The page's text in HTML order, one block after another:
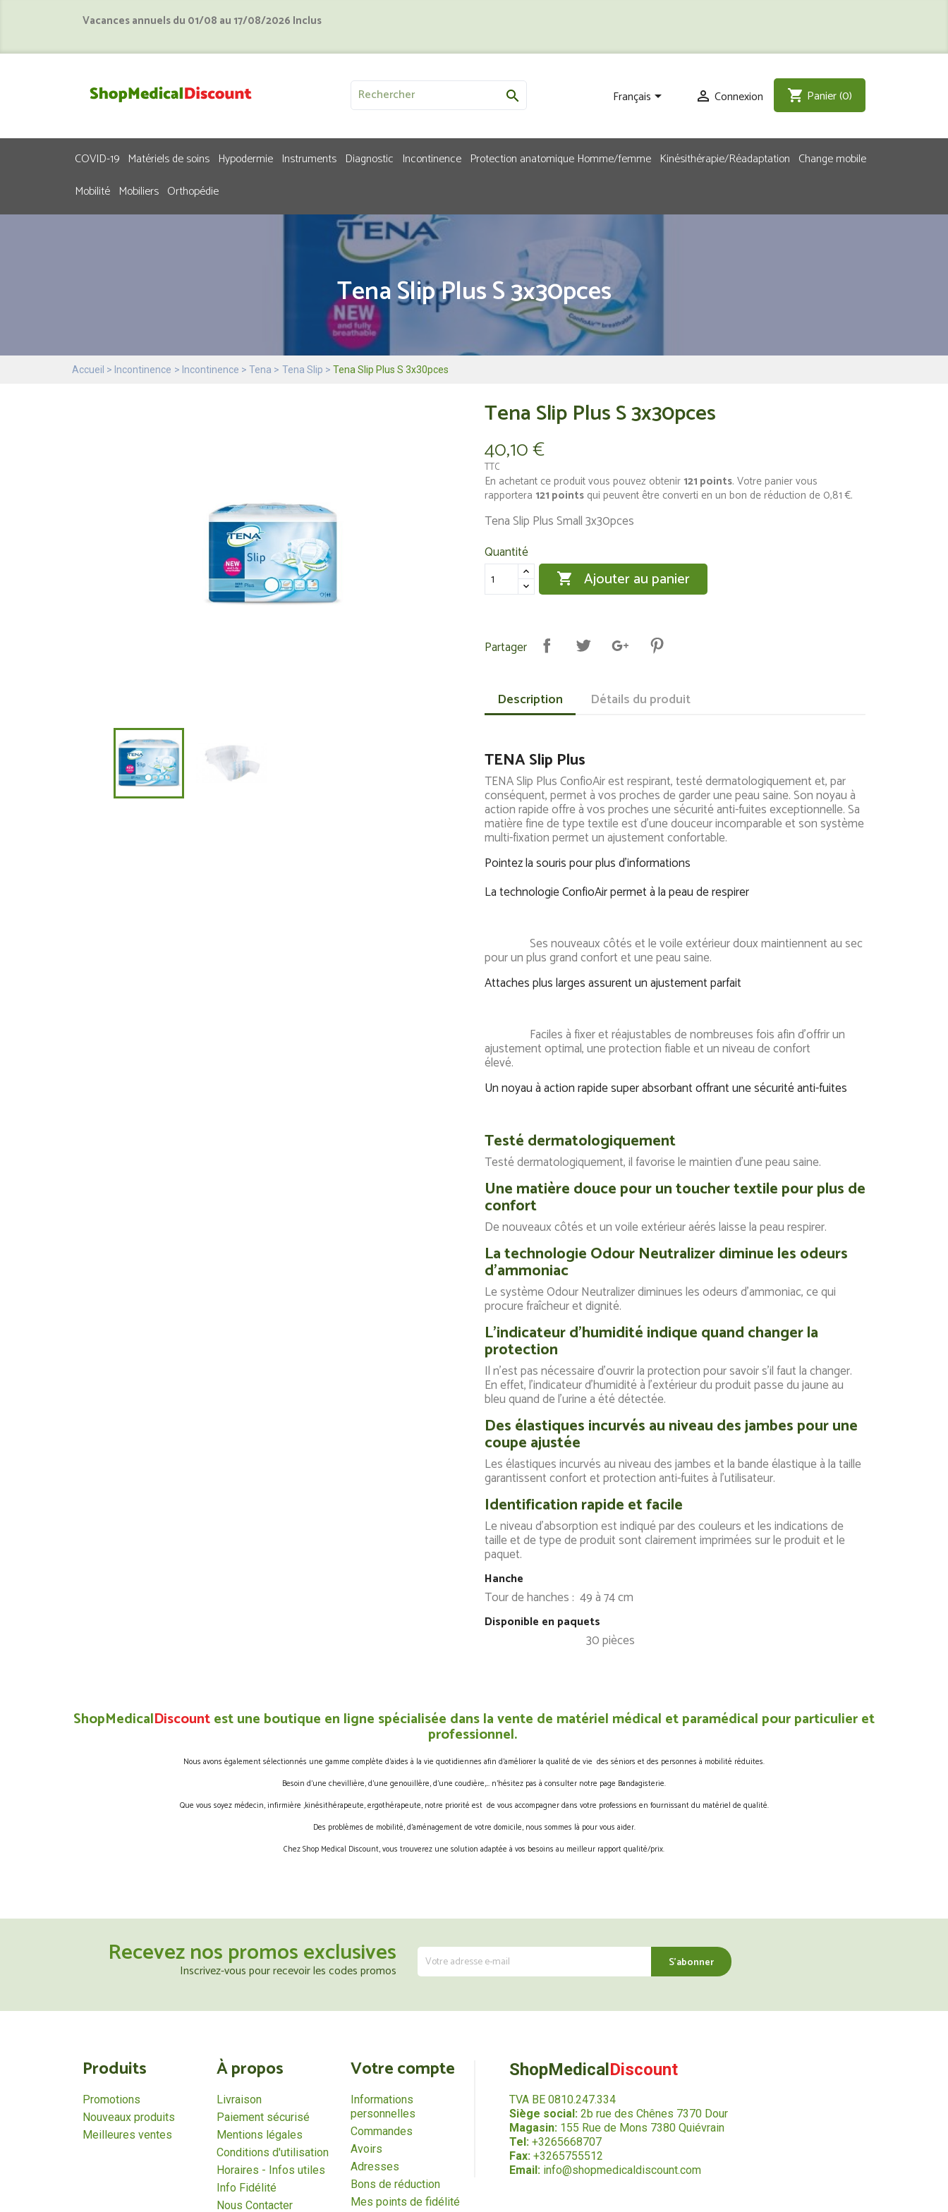
Vacances annuels du 01/08 au 17/08/2026 Inclus
 Français  Connexion shopping_cart Panier(0)
COVID-19 Matériels de soins Hypodermie Instruments Diagnostic Incontinence Protection anatomique Homme/femme Kinésithérapie/Réadaptation Change mobile
Mobilité Mobiliers Orthopédie
Tena Slip Plus S 3x30pces
Accueil Incontinence Incontinence Tena Tena Slip Tena Slip Plus S 3x30pces
Tena Slip Plus S 3x30pces
40,10 €
TTC
En achetant ce produit vous pouvez obtenir121 points. Votre panier vous
rapportera 121 points qui peuvent être converti en un bon de réduction de 0,81 €.
Tena Slip Plus Small 3x30pces
Quantité
 Ajouter au panier
Partager
Description Détails du produit
TENA Slip Plus
TENA Slip Plus ConfioAir est respirant, testé dermatologiquement et, par
conséquent, permet à vos proches de garder une peau saine. Son noyau à
action rapide offre à vos proches une sécurité anti-fuites exceptionnelle. Sa
matière fine de type textile est d'une douceur incomparable et son système
multi-fixation permet un ajustement confortable.
Pointez la souris pour plus d'informations
La technologie ConfioAir permet à la peau de respirer
Ses nouveaux côtés et le voile extérieur doux maintiennent au sec
pour un plus grand confort et une peau saine.
Attaches plus larges assurent un ajustement parfait
Faciles à fixer et réajustables de nombreuses fois afin d'offrir un
ajustement optimal, une protection fiable et un niveau de confort
élevé.
Un noyau à action rapide super absorbant offrant une sécurité anti-fuites
Testé dermatologiquement
Testé dermatologiquement, il favorise le maintien d'une peau saine.
Une matière douce pour un toucher textile pour plus de
confort
De nouveaux côtés et un voile extérieur aérés laisse la peau respirer.
La technologie Odour Neutralizer diminue les odeurs
d'ammoniac
Le système Odour Neutralizer diminues les odeurs d'ammoniac, ce qui
procure fraîcheur et dignité.
L'indicateur d'humidité indique quand changer la
protection
Il n'est pas nécessaire d'ouvrir la protection pour savoir s'il faut la changer.
En effet, l'indicateur d'humidité à l'extérieur du produit passe du jaune au
bleu quand de l'urine a été détectée.
Des élastiques incurvés au niveau des jambes pour une
coupe ajustée
Les élastiques incurvés au niveau des jambes et la bande élastique à la taille
garantissent confort et protection anti-fuites à l'utilisateur.
Identification rapide et facile
Le niveau d'absorption est indiqué par des couleurs et les indications de
taille et de type de produit sont clairement imprimées sur le produit et le
paquet.
Hanche
Tour de hanches : 49 à 74 cm
Disponible en paquets
30 pièces
ShopMedicalDiscountest une boutique en ligne spécialisée dans la vente de matériel médical et paramédical pour particulier et
professionnel.
Nous avons également sélectionnés une gamme complète d’aides à la vie quotidiennes afin d’améliorer la qualité de vie des séniors et des personnes à mobilité réduites.
Besoin d’une chevillière, d’une genouillère, d’une coudière,… n’hésitez pas à consulter notre page Bandagisterie.
Que vous soyez médecin, infirmière ,kinésithérapeute, ergothérapeute, notre priorité est de vous accompagner dans votre professions en fournissant du matériel de qualité.
Des problèmes de mobilité, d’aménagement de votre domicile, nous sommes là pour vous aider.
Chez Shop Medical Discount, vous trouverez une solution adaptée à vos besoins au meilleur rapport qualité/prix.
Recevez nos promos exclusives
Inscrivez-vous pour recevoir les codes promos
Produits
Promotions
Nouveaux produits
Meilleures ventes
À propos
Livraison
Paiement sécurisé
Mentions légales
Conditions d'utilisation
Horaires - Infos utiles
Info Fidélité
Nous Contacter
Votre compte
Informations
personnelles
Commandes
Avoirs
Adresses
Bons de réduction
Mes points de fidélité
ShopMedical Discount
TVA BE 0810.247.334
Siège social:2b rue des Chênes 7370 Dour
Magasin:155 Rue de Mons 7380 Quiévrain
Tel: +3265668707
Fax: +3265755512
Email: info@shopmedicaldiscount.com